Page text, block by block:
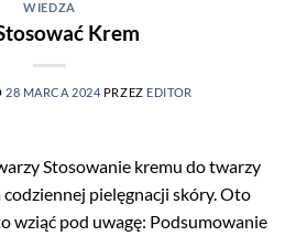
WIEDZA
Krem
28 MARCA 2024 PRZEZ EDITOR
Stosowanie kremu do twarzy
pielęgnacji skóry. Oto
wziąć pod uwagę: Podsumowanie